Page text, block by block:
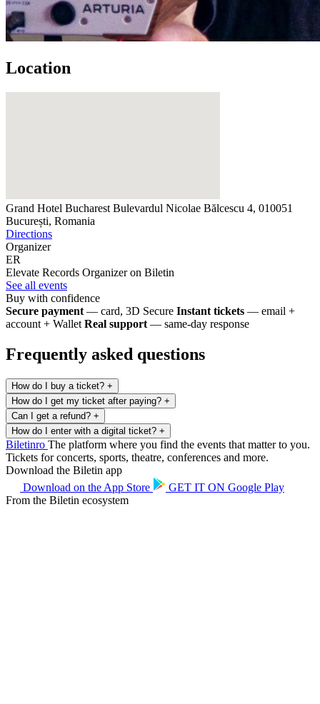
Location
Grand Hotel Bucharest Bulevardul Nicolae Bălcescu 4, 010051
București, Romania
Directions
Organizer
ER
Elevate Records Organizer on Biletin
See all events
Buy with confidence
Secure payment — card, 3D Secure Instant tickets — email +
account + Wallet Real support — same-day response
Frequently asked questions
How do I buy a ticket? +
How do I get my ticket after paying? +
Can I get a refund? +
How do I enter with a digital ticket? +
Biletinro The platform where you find the events that matter to you.
Tickets for concerts, sports, theatre, conferences and more.
Download the Biletin app
Download on the App Store GET IT ON Google Play
From the Biletin ecosystem